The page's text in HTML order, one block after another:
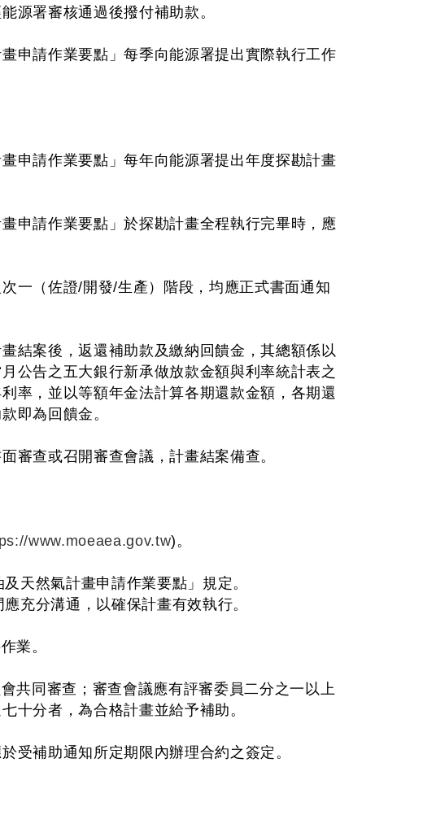
源署審核通過後撥付補助款。
申請作業要點」每季向能源署提出實際執行工作
申請作業要點」每年向能源署提出年度探勘計畫
申請作業要點」於探勘計畫全程執行完畢時，應
一（佐證/開發/生產）階段，均應正式書面通知
結案後，返還補助款及繳納回饋金，其總額係以
公告之五大銀行新承做放款金額與利率統計表之
率，並以等額年金法計算各期還款金額，各期還
即為回饋金。
審查或召開審查會議，計畫結案備查。
www.moeaea.gov.tw)。
天然氣計畫申請作業要點」規定。
充分溝通，以確保計畫有效執行。
業。
同審查；審查會議應有評審委員二分之一以上
十分者，為合格計畫並給予補助。
受補助通知所定期限內辦理合約之簽定。